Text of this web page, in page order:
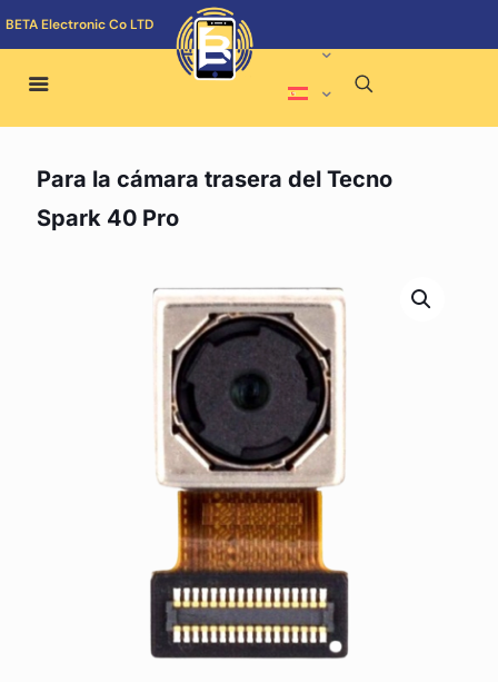
BETA Electronic Co LTD
Para la cámara trasera del Tecno
Spark 40 Pro